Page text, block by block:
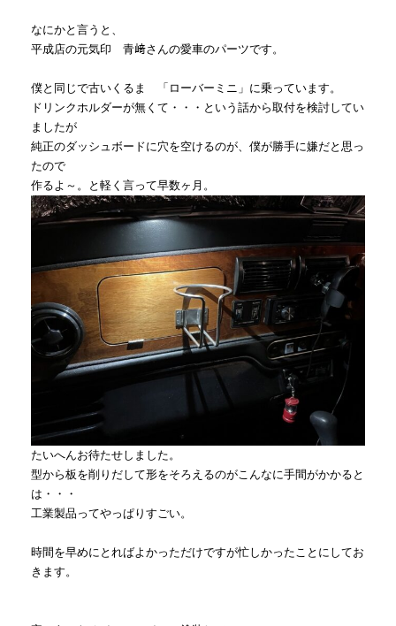
なにかと言うと、
平成店の元気印 青﨑さんの愛車のパーツです。
僕と同じで古いくるま 「ローバーミニ」に乗っています。
ドリンクホルダーが無くて・・・という話から取付を検討してい
ましたが
純正のダッシュボードに穴を空けるのが、僕が勝手に嫌だと思っ
たので
作るよ～。と軽く言って早数ヶ月。
たいへんお待たせしました。
型から板を削りだして形をそろえるのがこんなに手間がかかると
は・・・
工業製品ってやっぱりすごい。
時間を早めにとればよかっただけですが忙しかったことにしてお
きます。